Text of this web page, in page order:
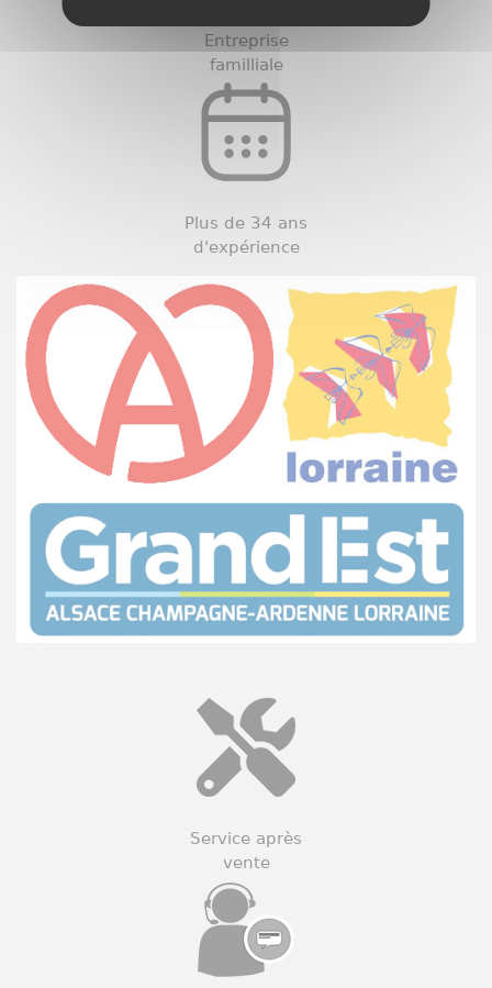
Entreprise
familliale
Plus de 34 ans
d'expérience
Service après
vente